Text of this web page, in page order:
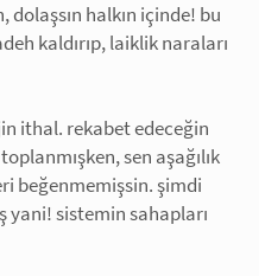
dolaşsın halkın içinde! bu
kaldırıp, laiklik naraları
ithal. rekabet edeceğin
sen aşağılık
beğenmemişsin. şimdi
yani! sistemin sahapları